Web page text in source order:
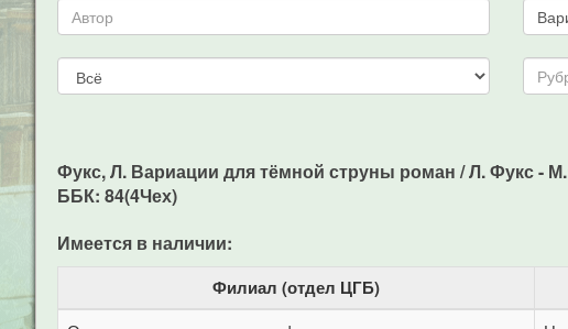
Фукс, Л. Вариации для тёмной струны роман / Л. Фукс -
ББК: 84(4Чех)
Имеется в наличии:
Филиал (отдел ЦГБ)